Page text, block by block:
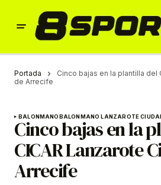
Portada
Cinco bajas en la plantilla del
de Arrecife
BALONMANOBALONMANO LANZAROTE
Cinco bajas en la
CICAR Lanzarote
Arrecife